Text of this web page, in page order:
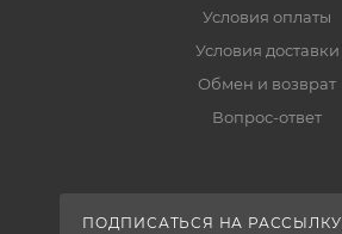
Условия оплаты
Условия доставки
Обмен и возврат
Вопрос-ответ
ПОДПИСАТЬСЯ НА РАССЫЛКУ